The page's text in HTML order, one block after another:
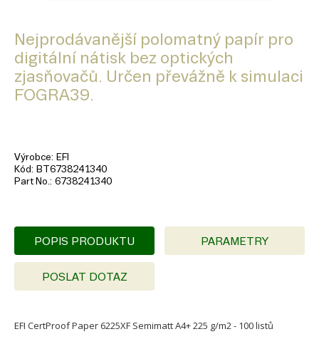
Nejprodávanější polomatný papír pro
digitální nátisk bez optických
zjasňovačů. Určen převážně k simulaci
FOGRA39.
Výrobce
EFI
Kód
BT6738241340
Part No. 6738241340
POPIS PRODUKTU PARAMETRY
POSLAT DOTAZ
EFI CertProof Paper 6225XF Semimatt A4+ 225 g/m2 - 100 listů